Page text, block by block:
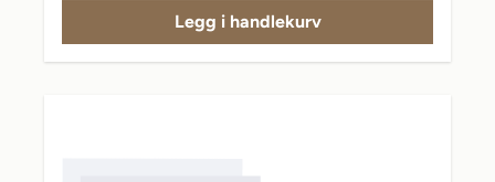
Legg i handlekurv